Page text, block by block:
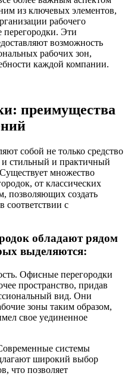
из ключевых элементов,
рабочего
перегородки. Эти
возможность
рабочих зон,
каждой компании.
преимущества
собой не только средство
и стильный и практичный
множество
от классических
позволяющих создать
соответствии с
обладают рядом
выделяются:
Офисные перегородки
пространство, придав
вид. Они
зоны таким образом,
свое уединенное
системы
широкий выбор
что позволяет